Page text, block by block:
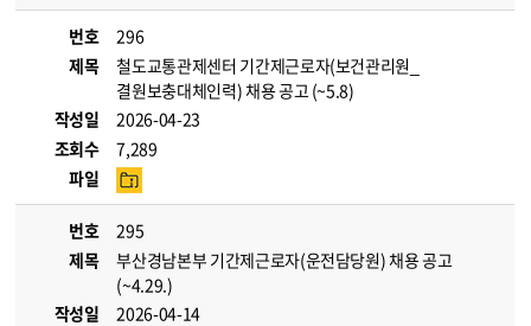
번호
296
제목
철도교통관제센터 기간제근로자(보건관리원_
결원보충대체인력) 채용 공고 (~5.8)
작성일
2026-04-23
조회수
7,289
파일
번호
295
제목
부산경남본부 기간제근로자(운전담당원) 채용 공고
(~4.29.)
작성일
2026-04-14